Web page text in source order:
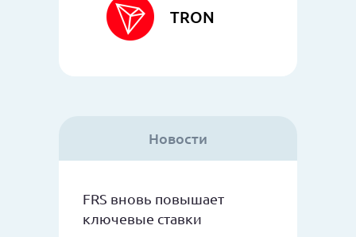
TRON
Новости
FRS вновь повышает
ключевые ставки